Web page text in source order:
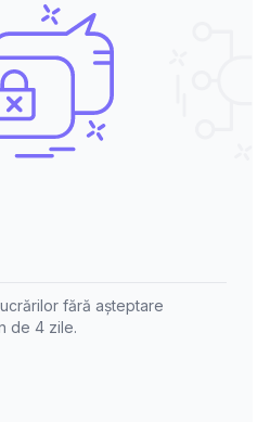
fără așteptare
de 4 zile.